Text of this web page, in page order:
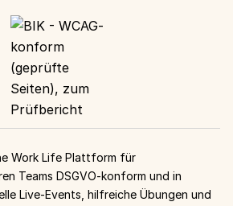
Work Life Plattform für
Teams DSGVO-konform und in
Live-Events, hilfreiche Übungen und